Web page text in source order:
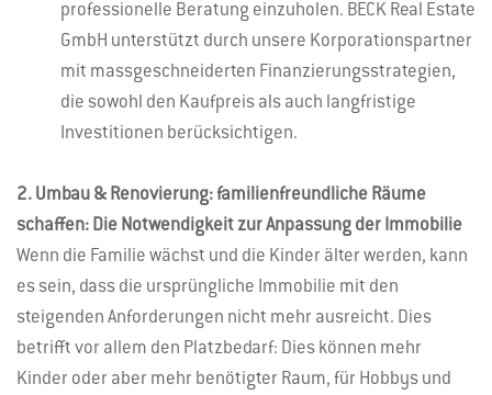
professionelle Beratung einzuholen. BECK Real Estate
GmbH unterstützt durch unsere Korporationspartner
mit massgeschneiderten Finanzierungsstrategien,
die sowohl den Kaufpreis als auch langfristige
Investitionen berücksichtigen.
2. Umbau & Renovierung: familienfreundliche Räume
schaffen: Die Notwendigkeit zur Anpassung der Immobilie
Wenn die Familie wächst und die Kinder älter werden, kann
es sein, dass die ursprüngliche Immobilie mit den
steigenden Anforderungen nicht mehr ausreicht. Dies
betrifft vor allem den Platzbedarf: Dies können mehr
Kinder oder aber mehr benötigter Raum, für Hobbys und